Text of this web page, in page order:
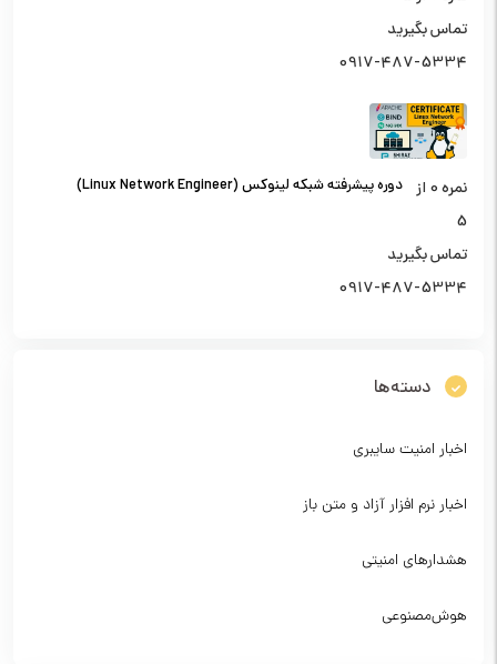
تماس بگیرید
0917-487-5334
دوره پیشرفته شبکه لینوکس (Linux Network Engineer) نمره0 از
5
تماس بگیرید
0917-487-5334
دسته‌ها
اخبار امنیت سایبری
اخبار نرم افزار آزاد و متن باز
هشدارهای امنیتی
هوش‌مصنوعی